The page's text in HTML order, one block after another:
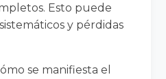
Esto puede
y pérdidas
se manifiesta el